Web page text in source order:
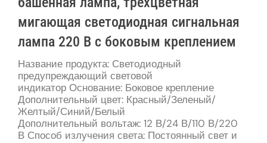
мигающая светодиодная сигнальная
лампа 220 В с боковым креплением
Название продукта: Светодиодный
предупреждающий световой
индикатор Основание: Боковое крепление
Дополнительный цвет: Красный/Зеленый/
Желтый/Синий/Белый
Дополнительный вольтаж: 12 В/24 В/110 В/220
В Способ излучения света: Постоянный свет и